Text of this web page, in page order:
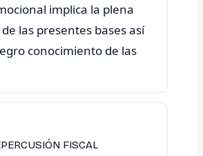
implica la plena
las presentes bases así
conocimiento de las
FISCAL